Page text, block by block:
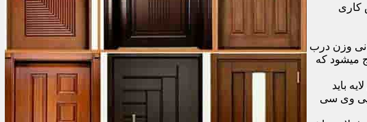
کاری
وزن درب
میشود که
باید
پی وی سی